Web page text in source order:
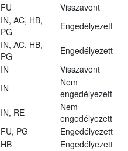
FU
Visszavont
IN, AC, HB,
PG
Engedélyezett
IN, AC, HB,
PG
Engedélyezett
IN
Visszavont
IN
Nem
engedélyezett
IN, RE
Nem
engedélyezett
FU, PG
Engedélyezett
HB
Engedélyezett